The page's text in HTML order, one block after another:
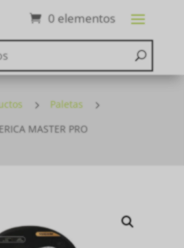
0 elementos
5 Paletas 5
MASTER PRO